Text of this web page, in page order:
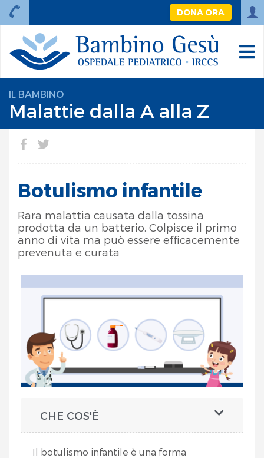
DONA ORA
IL BAMBINO
Malattie dalla A alla Z
Botulismo infantile
Rara malattia causata dalla tossina
prodotta da un batterio. Colpisce il primo
anno di vita ma può essere efficacemente
prevenuta e curata
CHE COS'È
Il botulismo infantile è una forma